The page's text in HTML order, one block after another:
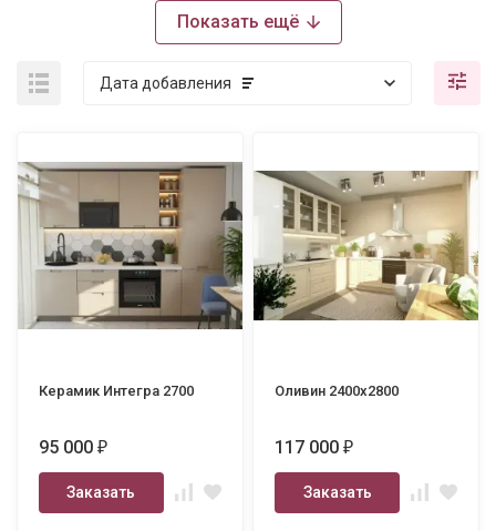
Показать ещё
Дата добавления
Керамик Интегра 2700
95 000₽
Заказать
Оливин 2400х2800
117 000₽
Заказать